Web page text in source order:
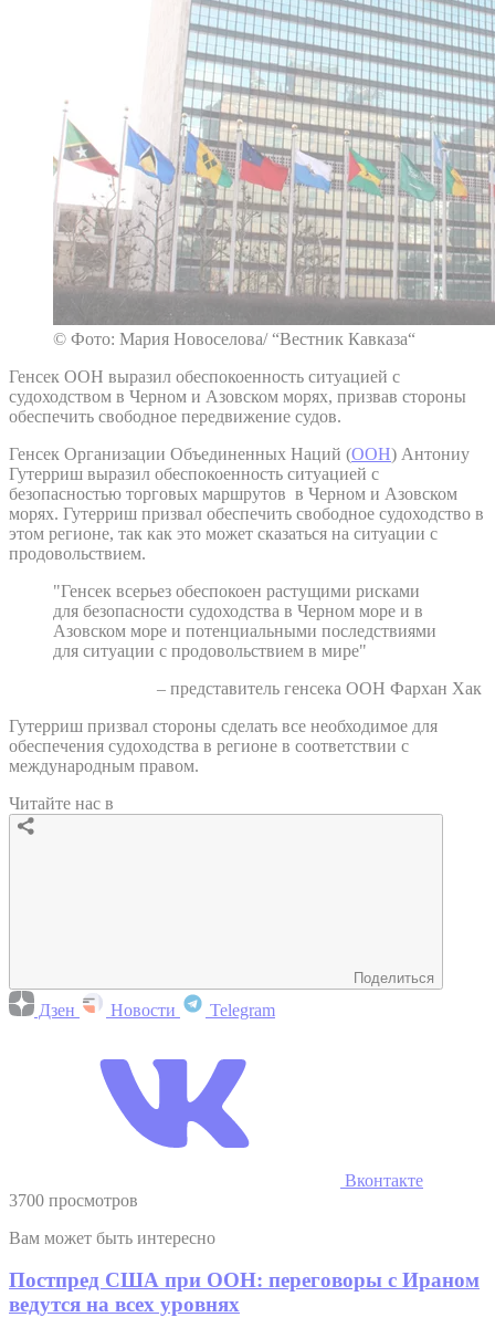
© Фото: Мария Новоселова/ “Вестник Кавказа“
Генсек ООН выразил обеспокоенность ситуацией с
судоходством в Черном и Азовском морях, призвав стороны
обеспечить свободное передвижение судов.
Генсек Организации Объединенных Наций (ООН) Антониу
Гутерриш выразил обеспокоенность ситуацией с
безопасностью торговых маршрутов в Черном и Азовском
морях. Гутерриш призвал обеспечить свободное судоходство в
этом регионе, так как это может сказаться на ситуации с
продовольствием.
"Генсек всерьез обеспокоен растущими рисками
для безопасности судоходства в Черном море и в
Азовском море и потенциальными последствиями
для ситуации с продовольствием в мире"
– представитель генсека ООН Фархан Хак
Гутерриш призвал стороны сделать все необходимое для
обеспечения судоходства в регионе в соответствии с
международным правом.
Читайте нас в
Поделиться
Дзен Новости Telegram
Вконтакте
3700 просмотров
Вам может быть интересно
Постпред США при ООН: переговоры с Ираном
ведутся на всех уровнях